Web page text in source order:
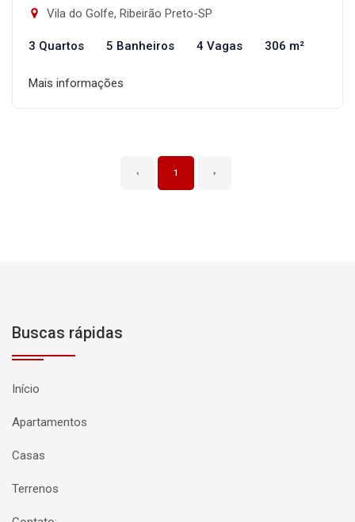
Vila do Golfe, Ribeirão Preto-SP
3 Quartos 5 Banheiros 4 Vagas 306 m²
Mais informações
‹ 1 ›
Buscas rápidas
Início
Apartamentos
Casas
Terrenos